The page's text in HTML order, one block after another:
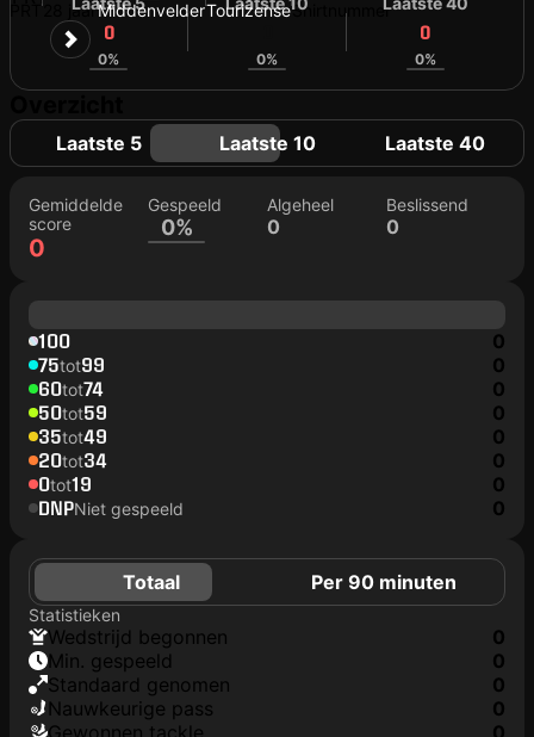
28 jaarMiddenvelderTourizenseShirtnummer
0
0% 0%
0
0%
Laatste 5 Laatste 10 Laatste 40
Gemiddelde
score
0
Gespeeld
0%
Algeheel
0
Beslissend
0
100 0
75tot99 0
60tot74 0
50tot59 0
35tot49 0
20tot34 0
0tot19 0
DNPNiet gespeeld 0
Totaal Per 90 minuten
Statistieken
wedstrijd begonnen
0
min. gespeeld
0
Standaard genomen
0
nauwkeurige pass
0
gewonnen tackle
0